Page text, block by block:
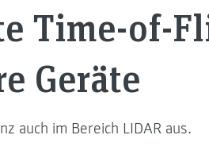
Time-of-
Geräte
auch im Bereich LIDAR aus.